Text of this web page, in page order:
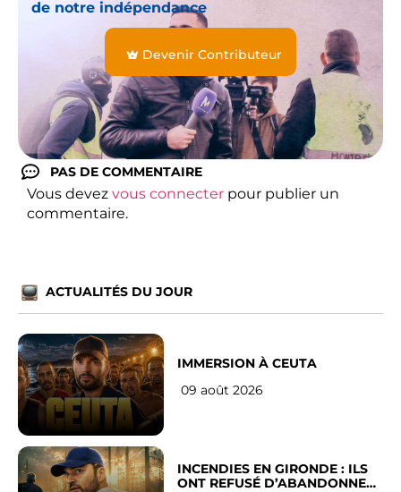
de notre indépendance
Devenir Contributeur
PAS DE COMMENTAIRE
Vous devez vous connecter pour publier un
commentaire.
ACTUALITÉS DU JOUR
IMMERSION À CEUTA
09 août 2026
INCENDIES EN GIRONDE : ILS
ONT REFUSÉ D’ABANDONNER